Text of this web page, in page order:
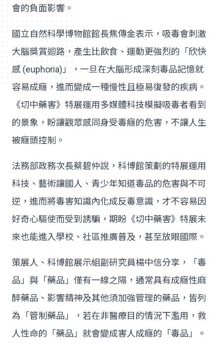
會的負面影響。
國立自然科學博物館館長焦傳金表示，吸毒會刺激
大腦獎賞迴路，產生比飲食、運動更強烈的「欣快
感 (euphoria)」，一旦在大腦形成深刻毒品記憶就
容易成癮，進而變成一種慢性且極易復發的疾病。
《切中藥害》特展運用多媒體科技模擬吸毒者看到
的景象，盼讓觀眾感同身受毒癮的危害，不讓人生
被癮頭控制。
法務部政務次長蔡碧仲說，科博館策劃的特展運用
科技、藝術讓國人、青少年知道毒品的危害與不可
逆，進而將毒害知識內化成反毒意識，才不容易因
好奇心驅使而受到誘騙，期盼《切中藥害》特展未
來也能進入學校、社區推廣普及，甚至放眼國際。
策展人、科博館展示組副研究員楊中信分享，「毒
品」與「藥品」僅有一線之隔，通常具有成癮性麻
醉藥品、影響精神及其他須加強管理的藥品，皆列
為「管制藥品」，若在非醫療目的情況下濫用，救
人性命的「藥品」就會變成害人成癮的「毒品」。